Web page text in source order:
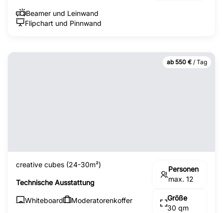
Beamer und Leinwand
Flipchart und Pinnwand
ab 550 € / Tag
creative cubes (24-30m²)
Technische Ausstattung
Whiteboard Moderatorenkoffer
Personen
max. 12
Größe
30 qm